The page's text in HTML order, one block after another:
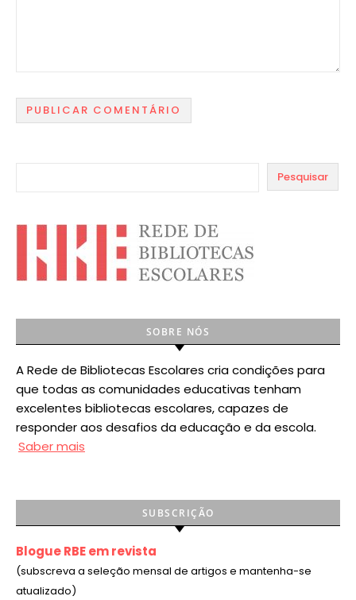
Pesquisar
SOBRE NÓS
A Rede de Bibliotecas Escolares cria condições para
que todas as comunidades educativas tenham
excelentes bibliotecas escolares, capazes de
responder aos desafios da educação e da escola.
Saber mais
SUBSCRIÇÃO
Blogue RBE em revista
(subscreva a seleção mensal de artigos e mantenha-se
atualizado)